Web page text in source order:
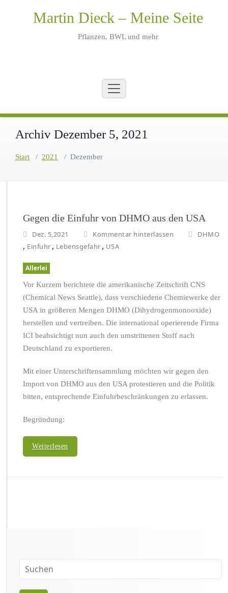
Martin Dieck – Meine Seite
Pflanzen, BWL und mehr
Archiv Dezember 5, 2021
Start / 2021 / Dezember
Gegen die Einfuhr von DHMO aus den USA
Dez. 5,2021 Kommentar hinterlassen DHMO
, Einfuhr , Lebensgefahr , USA
Allerlei
Vor Kurzem berichtete die amerikanische Zeitschrift CNS
(Chemical News Seattle), dass verschiedene Chemiewerke der
USA in größeren Mengen DHMO (Dihydrogenmonooxide)
herstellen und vertreiben. Die international operierende Firma
ICI beabsichtigt nun auch den umstrittenen Stoff nach
Deutschland zu exportieren.
Mit einer Unterschriftensammlung möchten wir gegen den
Import von DHMO aus den USA protestieren und die Politik
bitten, entsprechende Einfuhrbeschränkungen zu erlassen.
Begründung:
Weiterlesen